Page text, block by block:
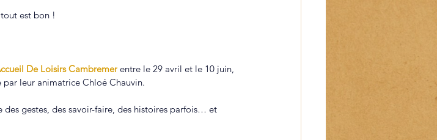
est bon !
De Loisirs Cambremer entre le 29 avril et le 10 juin,
leur animatrice Chloé Chauvin.
gestes, des savoir-faire, des histoires parfois… et